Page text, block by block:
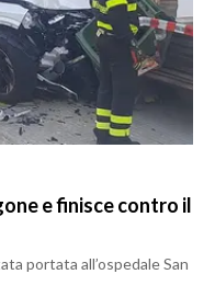
e finisce contro il
portata all’ospedale San